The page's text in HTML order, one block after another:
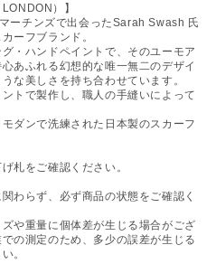
）】
ーチンズで出会ったSarah Swash 氏
ーフブランド。
・ハンドペイントで、そのユーモア
あふれる幻想的な唯一無二のデザイ
な美しさを持ち合わせています。
トで製作し、職人の手縫いによって
ダンで洗練された日本製のスカーフ
札をご確認ください。
わらず、必ず商品の状態をご確認く
や重量に個体差が生じる場合がござ
の測定のため、多少の誤差が生じる
。